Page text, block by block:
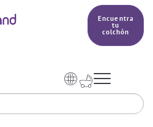
Encuentra
tu
colchón
